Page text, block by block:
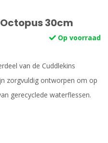
30cm
Op voorraad
van de Cuddlekins
zorgvuldig ontworpen om op
gerecyclede waterflessen.